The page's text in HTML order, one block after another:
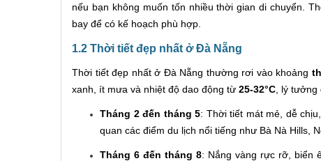
nếu bạn không muốn tốn nhiều thời gian di chuyển.
bay để có kế hoạch phù hợp.
1.2 Thời tiết đẹp nhất ở Đà Nẵng
Thời tiết đẹp nhất ở Đà Nẵng thường rơi vào khoảng
xanh, ít mưa và nhiệt độ dao động từ 25-32°C, lý tưởng
Tháng 2 đến tháng 5: Thời tiết mát mẻ, dễ
quan các điểm du lịch nổi tiếng như Bà Nà Hills,
Tháng 6 đến tháng 8: Nắng vàng rực rỡ, biển